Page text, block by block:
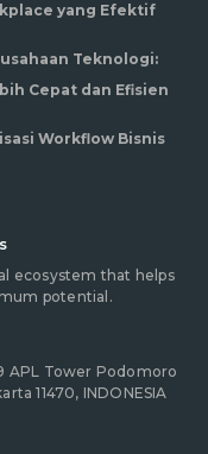
yang Efektif
Teknologi:
Cepat dan Efisien
Workflow Bisnis
ecosystem that helps
potential.
APL Tower Podomoro
11470, INDONESIA